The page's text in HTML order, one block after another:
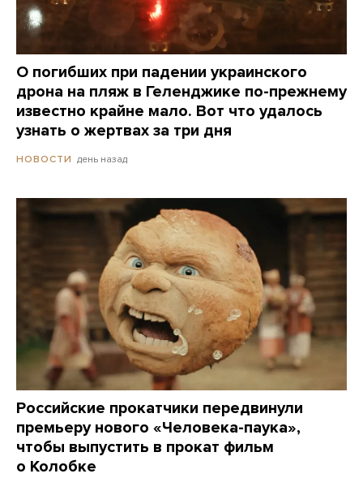
О погибших при падении украинского
дрона на пляж в Геленджике по-прежнему
известно крайне мало. Вот что удалось
узнать о жертвах за три дня
НОВОСТИ день назад
Российские прокатчики передвинули
премьеру нового «Человека-паука»,
чтобы выпустить в прокат фильм
о Колобке